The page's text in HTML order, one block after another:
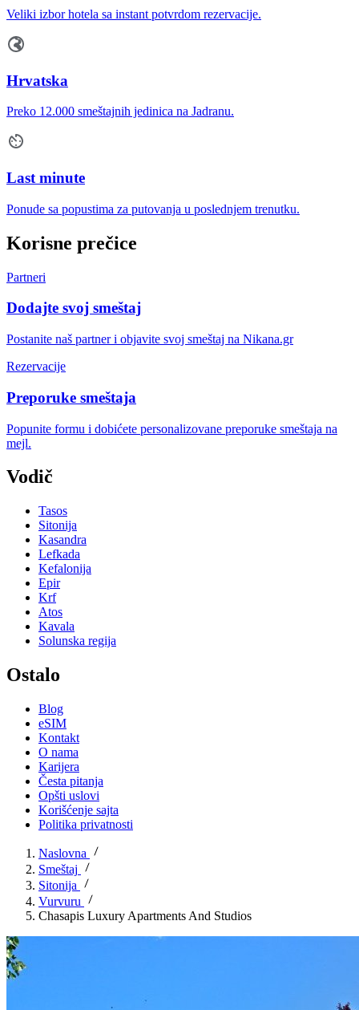
Veliki izbor hotela sa instant potvrdom rezervacije.
Hrvatska
Preko 12.000 smeštajnih jedinica na Jadranu.
Last minute
Ponude sa popustima za putovanja u poslednjem trenutku.
Korisne prečice
Partneri
Dodajte svoj smeštaj
Postanite naš partner i objavite svoj smeštaj na Nikana.gr
Rezervacije
Preporuke smeštaja
Popunite formu i dobićete personalizovane preporuke smeštaja na
mejl.
Vodič
Tasos
Sitonija
Kasandra
Lefkada
Kefalonija
Epir
Krf
Atos
Kavala
Solunska regija
Ostalo
Blog
eSIM
Kontakt
O nama
Karijera
Česta pitanja
Opšti uslovi
Korišćenje sajta
Politika privatnosti
Naslovna
Smeštaj
Sitonija
Vurvuru
Chasapis Luxury Apartments And Studios